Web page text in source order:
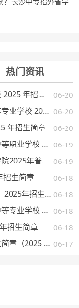
热门资讯
06-20
湖南公办中职--平江县职业技术学校 2025 年招生简章
06-20
湖南公办中专--岳阳市第一职业中等专业学校 2025 年招生简章
06-20
年招生简章
06-19
湖南公办中职--衡阳开放大学附属中等职业学校 2025 年招生简章
06-19
湖南中职--湖南吉利汽车职业技术学院2025年普通高校招生章程
06-18
招生简章
06-18
湖南科技工程技师学院（长沙建校）2025年招生简章
06-18
湖南公办中专--长沙市望城区职业中等专业学校 2025 年招生简章
06-18
招生简章
06-17
公办中专--邵东市职业中专学校招生简章（2025 年）